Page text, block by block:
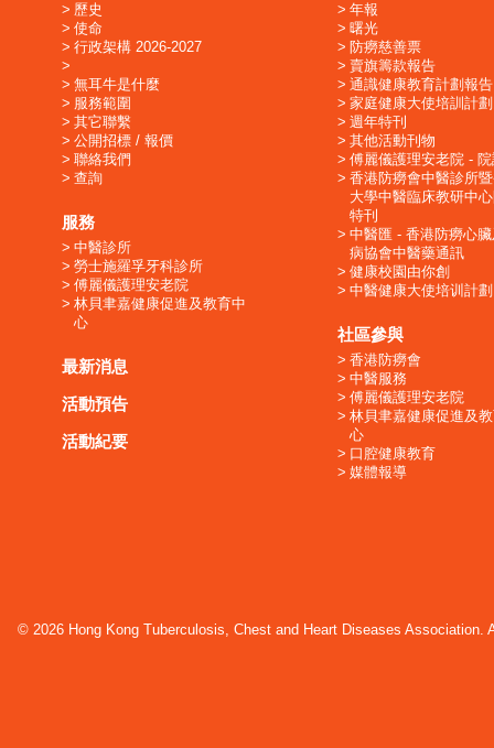
歷史
使命
行政架構 2026-2027
無耳牛是什麼
服務範圍
其它聯繫
公開招標 / 報價
聯絡我們
查詢
服務
中醫診所
勞士施羅孚牙科診所
傅麗儀護理安老院
林貝聿嘉健康促進及教育中
心
最新消息
活動預告
活動紀要
年報
曙光
防癆慈善票
賣旗籌款報告
通識健康教育計劃報告
家庭健康大使培訓計劃
週年特刊
其他活動刊物
傅麗儀護理安老院 -
香港防癆會中醫診所
大學中醫臨床教研中
特刊
中醫匯 - 香港防癆心
病協會中醫藥通訊
健康校園由你創
中醫健康大使培训計劃
社區參與
香港防癆會
中醫服務
傅麗儀護理安老院
林貝聿嘉健康促進及
心
口腔健康教育
媒體報導
© 2026 Hong Kong Tuberculosis, Chest and Heart Diseases Association.